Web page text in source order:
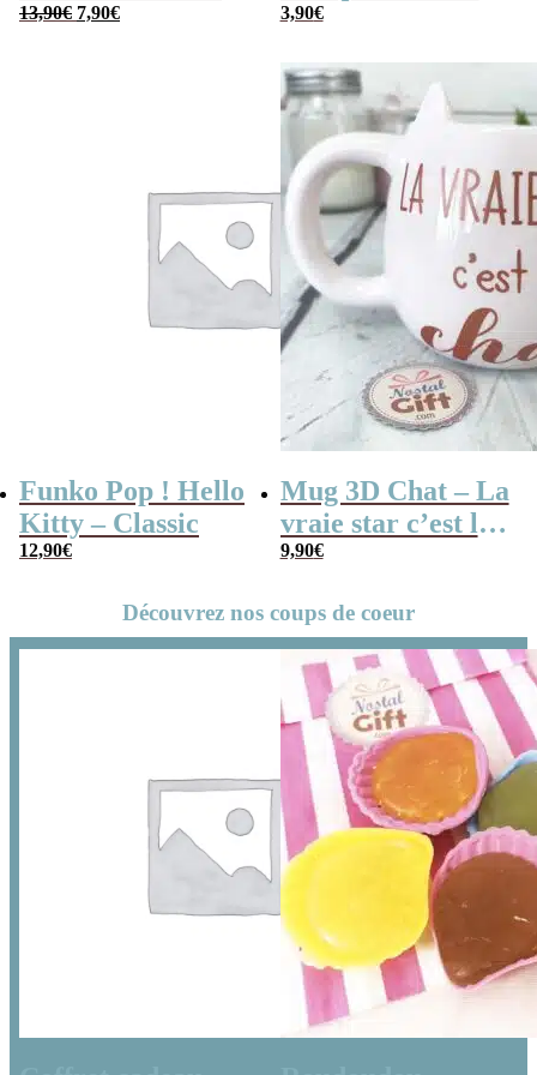
Kiki – Chaussette
13,90€ Le
prix
7,90€Le
prix
en tissu pour le
3,90€
Funko Pop ! Hello
Kitty – Classic
12,90€
Mug 3D Chat – La
vraie star c’est le
chat
9,90€
Découvrez nos coups de coeur